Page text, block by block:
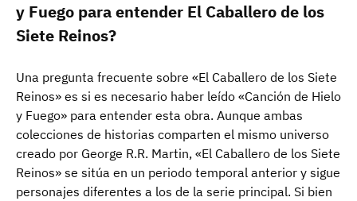
y Fuego para entender El Caballero de los
Siete Reinos?
Una pregunta frecuente sobre «El Caballero de los Siete
Reinos» es si es necesario haber leído «Canción de Hielo
y Fuego» para entender esta obra. Aunque ambas
colecciones de historias comparten el mismo universo
creado por George R.R. Martin, «El Caballero de los Siete
Reinos» se sitúa en un periodo temporal anterior y sigue
personajes diferentes a los de la serie principal. Si bien